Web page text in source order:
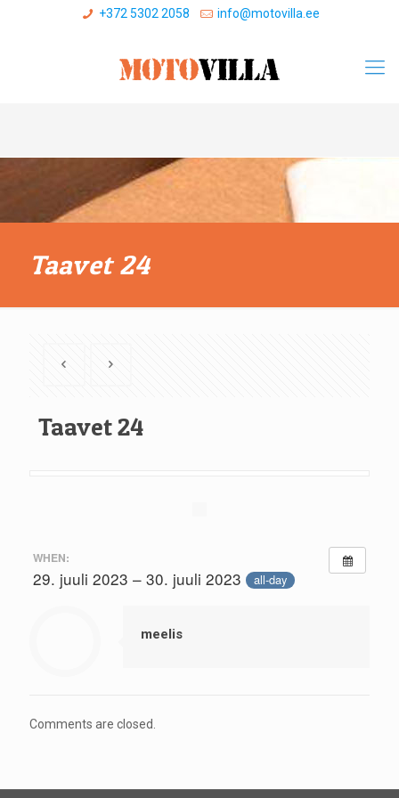
+372 5302 2058 info@motovilla.ee
Taavet 24
Taavet 24
WHEN:
29. juuli 2023 – 30. juuli 2023 all-day
meelis
Comments are closed.